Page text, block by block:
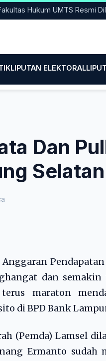
Hukum UMTS Resmi
LIPUTAN ELEKTORAL
Dan
Selatan
dan semakin
maraton
di BPD Bank
(Pemda) Lamsel
Ermanto sudah